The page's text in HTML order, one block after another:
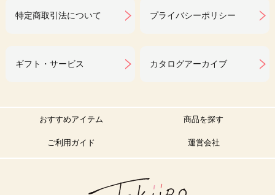
特定商取引法について プライバシーポリシー
ギフト・サービス カタログアーカイブ
おすすめアイテム 商品を探す
ご利用ガイド 運営会社